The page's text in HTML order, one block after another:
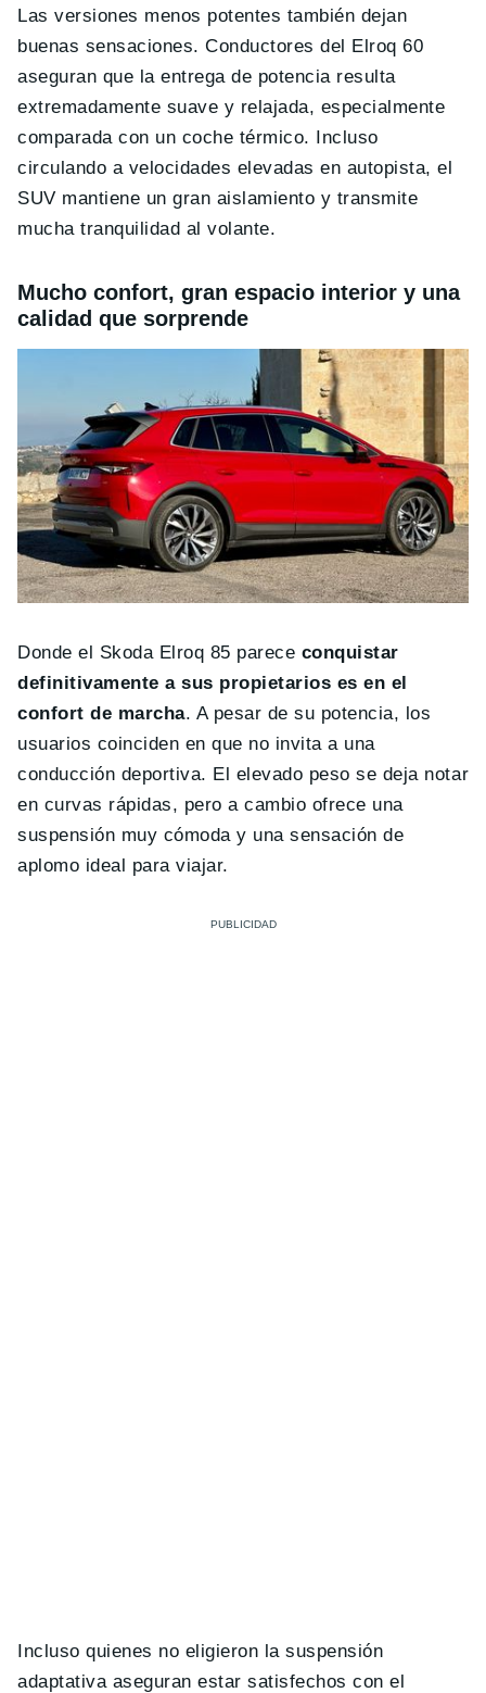
Las versiones menos potentes también dejan
buenas sensaciones. Conductores del Elroq 60
aseguran que la entrega de potencia resulta
extremadamente suave y relajada, especialmente
comparada con un coche térmico. Incluso
circulando a velocidades elevadas en autopista, el
SUV mantiene un gran aislamiento y transmite
mucha tranquilidad al volante.
Mucho confort, gran espacio interior y una
calidad que sorprende
Donde el Skoda Elroq 85 parece conquistar
definitivamente a sus propietarios es en el
confort de marcha. A pesar de su potencia, los
usuarios coinciden en que no invita a una
conducción deportiva. El elevado peso se deja notar
en curvas rápidas, pero a cambio ofrece una
suspensión muy cómoda y una sensación de
aplomo ideal para viajar.
Incluso quienes no eligieron la suspensión
adaptativa aseguran estar satisfechos con el